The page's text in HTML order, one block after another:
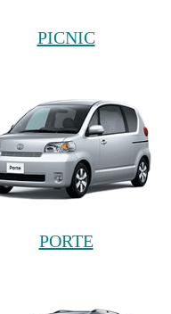
PICNIC
PORTE